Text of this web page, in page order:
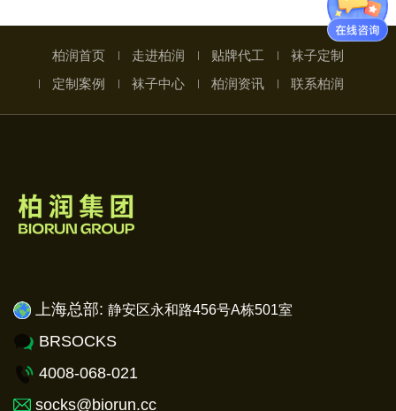
柏润首页 走进柏润 贴牌代工
袜子定制
定制案例
袜子中心 柏润资讯 联系柏润
上海总部: 静安区永和路456号A栋501室
BRSOCKS
4008-068-021
socks@biorun.cc